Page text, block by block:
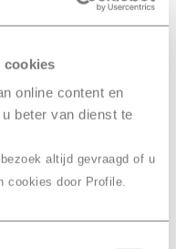
cookies
online content en
beter van dienst te
altijd gevraagd of u
cookies door Profile.
echter een beetje
maar kom elk
de werking van